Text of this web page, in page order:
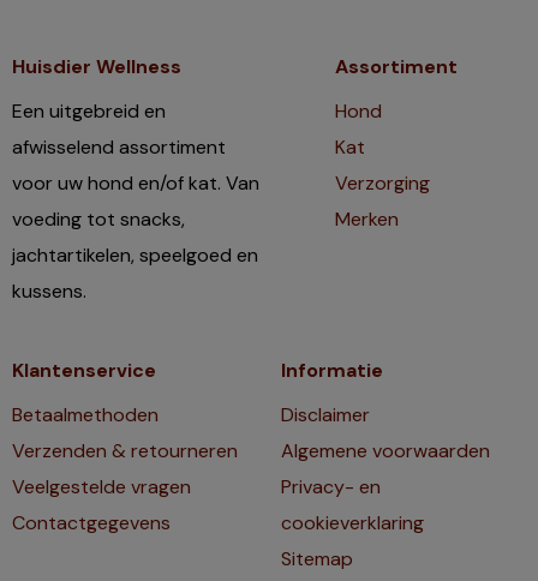
Huisdier Wellness
Een uitgebreid en
afwisselend assortiment
voor uw hond en/of kat. Van
voeding tot snacks,
jachtartikelen, speelgoed en
kussens.
Assortiment
Hond
Kat
Verzorging
Merken
Klantenservice
Betaalmethoden
Verzenden & retourneren
Veelgestelde vragen
Contactgegevens
Informatie
Disclaimer
Algemene voorwaarden
Privacy- en
cookieverklaring
Sitemap